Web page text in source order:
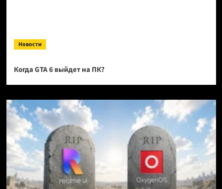
Новости
Когда GTA 6 выйдет на ПК?